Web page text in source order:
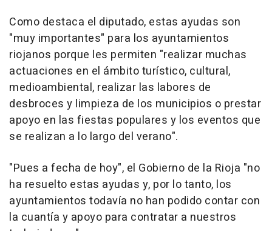
Como destaca el diputado, estas ayudas son
"muy importantes" para los ayuntamientos
riojanos porque les permiten "realizar muchas
actuaciones en el ámbito turístico, cultural,
medioambiental, realizar las labores de
desbroces y limpieza de los municipios o prestar
apoyo en las fiestas populares y los eventos que
se realizan a lo largo del verano".
"Pues a fecha de hoy", el Gobierno de la Rioja "no
ha resuelto estas ayudas y, por lo tanto, los
ayuntamientos todavía no han podido contar con
la cuantía y apoyo para contratar a nuestros